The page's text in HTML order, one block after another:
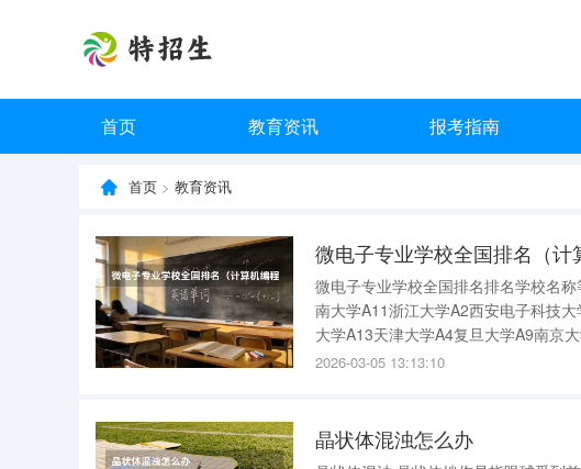
首页 教育资讯 报考指南
首页 > 教育资讯
微电子专业学校全国排名（计
微电子专业学校全国排名排名学校名
南大学A11浙江大学A2西安电子科技
大学A13天津大学A4复旦大学A9南京
交通大学、合肥工业大学、北京工业
2026-03-05 13:13:10
晶状体混浊怎么办